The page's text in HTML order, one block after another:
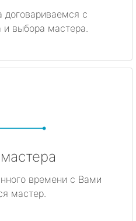
договариваемся с
и выбора мастера.
времени с Вами
мастер.